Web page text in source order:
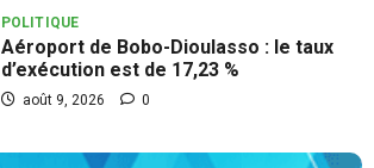
POLITIQUE
Aéroport de Bobo-Dioulasso : le taux
d’exécution est de 17,23 %
août 9, 2026 0